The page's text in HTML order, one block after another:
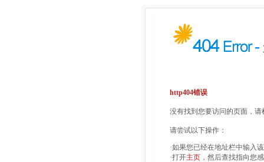
http404错误
没有找到您要访问的页面，
请尝试以下操作：
·如果您已经在地址栏中输入
·打开主页 ，然后查找指向您